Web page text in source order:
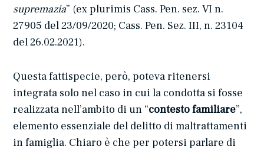
supremazia” (ex plurimis Cass. Pen. sez. VI n.
27905 del 23/09/2020; Cass. Pen. Sez. III, n. 23104
del 26.02.2021).
Questa fattispecie, però, poteva ritenersi
integrata solo nel caso in cui la condotta si fosse
realizzata nell’ambito di un “contesto familiare”,
elemento essenziale del delitto di maltrattamenti
in famiglia. Chiaro è che per potersi parlare di